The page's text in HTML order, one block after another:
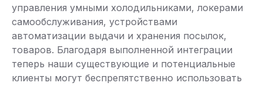
управления умными холодильниками, локерами
самообслуживания, устройствами
автоматизации выдачи и хранения посылок,
товаров. Благодаря выполненной интеграции
теперь наши существующие и потенциальные
клиенты могут беспрепятственно использовать